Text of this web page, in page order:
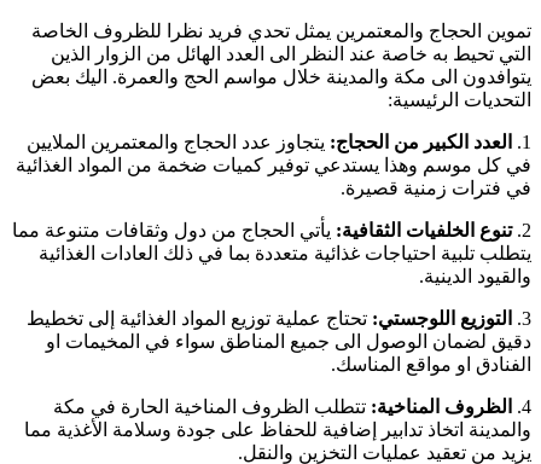
تموين الحجاج والمعتمرين يمثل تحدي فريد نظرا للظروف الخاصة
التي تحيط به خاصة عند النظر الى العدد الهائل من الزوار الذين
يتوافدون الى مكة والمدينة خلال مواسم الحج والعمرة. اليك بعض
التحديات الرئيسية:
1. العدد الكبير من الحجاج: يتجاوز عدد الحجاج والمعتمرين الملايين
في كل موسم وهذا يستدعي توفير كميات ضخمة من المواد الغذائية
في فترات زمنية قصيرة.
2. تنوع الخلفيات الثقافية: يأتي الحجاج من دول وثقافات متنوعة مما
يتطلب تلبية احتياجات غذائية متعددة بما في ذلك العادات الغذائية
والقيود الدينية.
3. التوزيع اللوجستي: تحتاج عملية توزيع المواد الغذائية إلى تخطيط
دقيق لضمان الوصول الى جميع المناطق سواء في المخيمات او
الفنادق او مواقع المناسك.
4. الظروف المناخية: تتطلب الظروف المناخية الحارة في مكة
والمدينة اتخاذ تدابير إضافية للحفاظ على جودة وسلامة الأغذية مما
يزيد من تعقيد عمليات التخزين والنقل.